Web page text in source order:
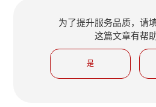
为了提升服务品质，请
这篇文章有帮
是